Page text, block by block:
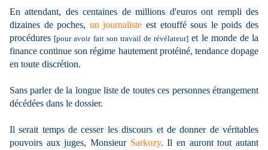
En attendant, des centaines de millions d'euros ont rempli des
dizaines de poches, un journaliste est etouffé sous le poids des
procédures [pour avoir fait son travail de révélateur] et le monde de la
finance continue son régime hautement protéiné, tendance dopage
en toute discrétion.
Sans parler de la longue liste de toutes ces personnes étrangement
décédées dans le dossier.
Il serait temps de cesser les discours et de donner de véritables
pouvoirs aux juges, Monsieur Sarkozy. Il en auront tout autant